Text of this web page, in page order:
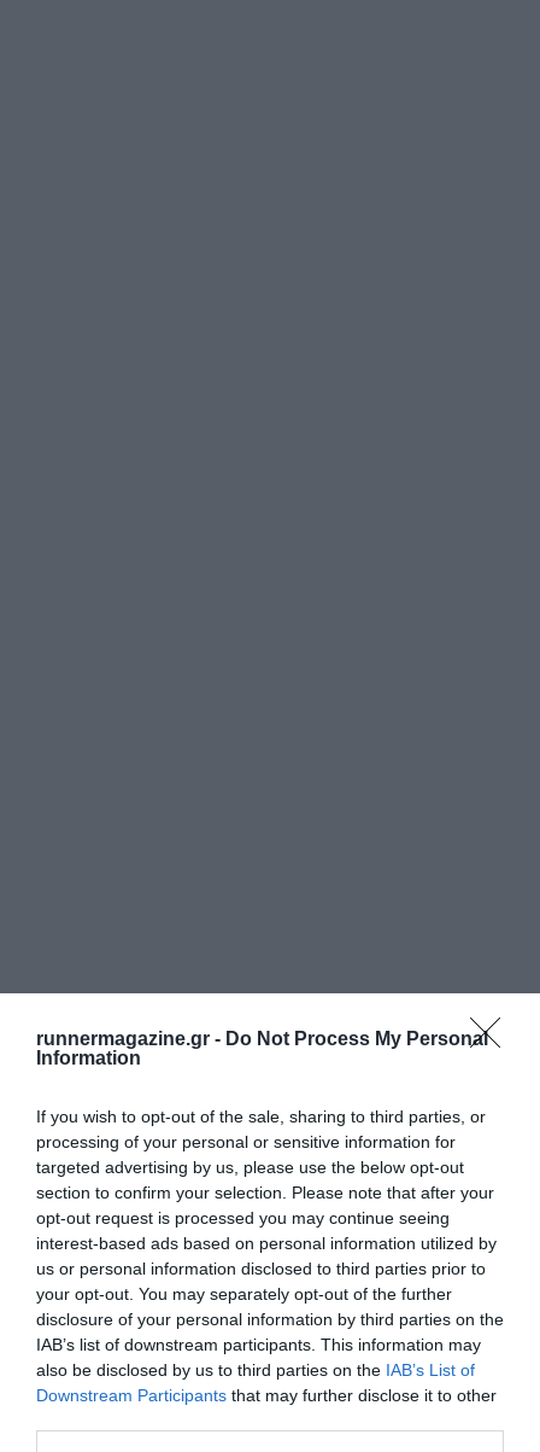
runnermagazine.gr - Do Not Process My Personal
Information
If you wish to opt-out of the sale, sharing to third parties, or
processing of your personal or sensitive information for
targeted advertising by us, please use the below opt-out
section to confirm your selection. Please note that after your
opt-out request is processed you may continue seeing
interest-based ads based on personal information utilized by
us or personal information disclosed to third parties prior to
your opt-out. You may separately opt-out of the further
disclosure of your personal information by third parties on the
IAB’s list of downstream participants. This information may
also be disclosed by us to third parties on the IAB’s List of
Downstream Participants that may further disclose it to other